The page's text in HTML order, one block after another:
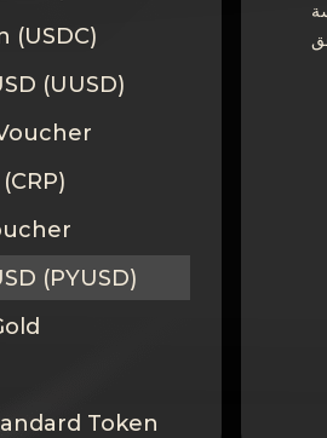
(USDC)
(UUSD)
(PYUSD)
Token